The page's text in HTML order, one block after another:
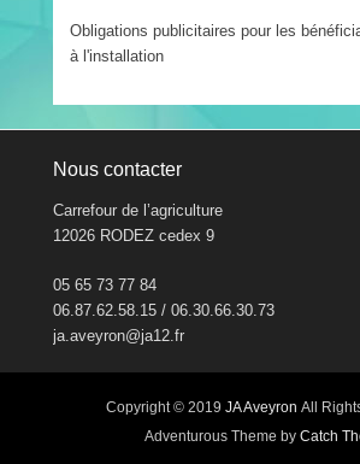
Obligations publicitaires pour les
à l'installation
Nous contacter
Carrefour de l’agriculture
12026 RODEZ cedex 9
05 65 73 77 84
06.87.62.58.15 / 06.30.66.30.73
ja.aveyron@ja12.fr
Copyright © 2019 JA Aveyron All
Adventurous Theme by Catch